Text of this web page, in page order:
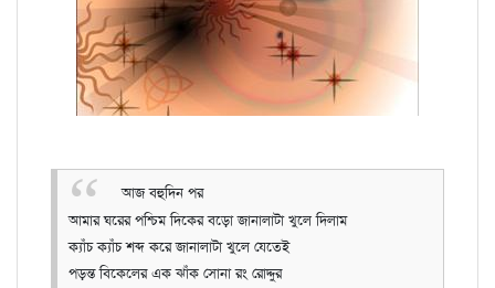
আজ বহুদিন পর
আমার ঘরের পশ্চিম দিকের বড়ো জানালাটা খুলে দিলাম
ক্যাঁচ ক্যাঁচ শব্দ করে জানালাটা খুলে যেতেই
পড়ন্ত বিকেলের এক ঝাঁক সোনা রং রোদ্দুর